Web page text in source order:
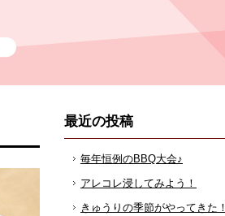
最近の投稿
毎年恒例のBBQ大会♪
アレコレ浸してみよう！
きゅうりの季節がやってきた！